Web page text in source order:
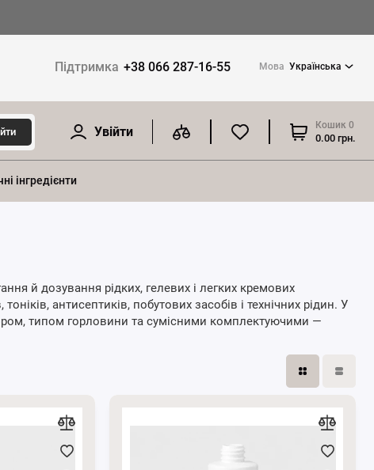
Підтримка +38 066 287-16-55 Мова Українська
Увійти Кошик 0
0.00 грн.
інгредієнти
й дозування рідких, гелевих і легких кремових
антисептиків, побутових засобів і технічних рідин. У
типом горловини та сумісними комплектуючими —